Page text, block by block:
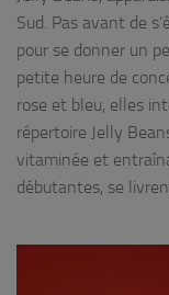
Sud. Pas avant de
pour se donner un
petite heure de
rose et bleu, elles
répertoire Jelly
vitaminée et
débutantes, se